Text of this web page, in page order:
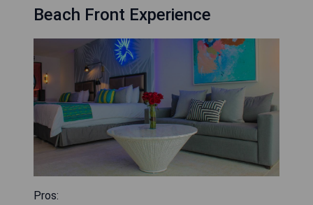
Beach Front Experience
Pros: